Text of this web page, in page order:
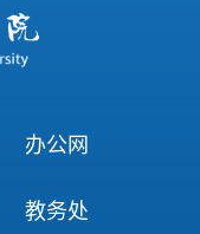
办公网
教务处